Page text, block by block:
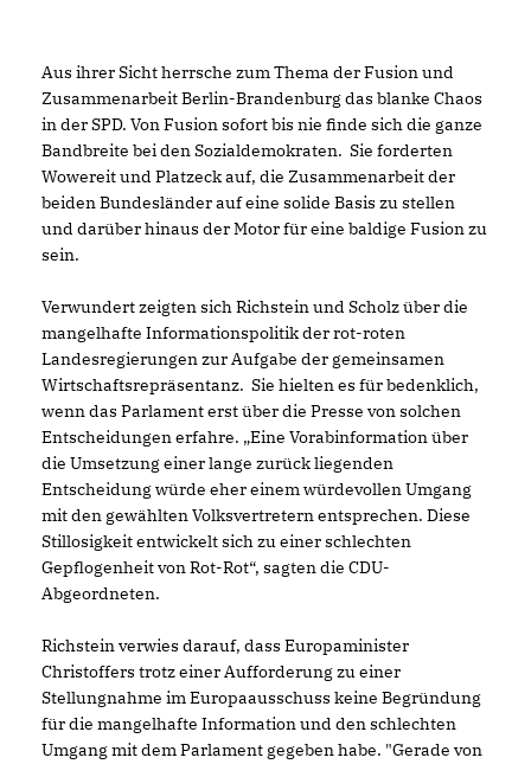
Aus ihrer Sicht herrsche zum Thema der Fusion und
Zusammenarbeit Berlin-Brandenburg das blanke Chaos
in der SPD. Von Fusion sofort bis nie finde sich die ganze
Bandbreite bei den Sozialdemokraten. Sie forderten
Wowereit und Platzeck auf, die Zusammenarbeit der
beiden Bundesländer auf eine solide Basis zu stellen
und darüber hinaus der Motor für eine baldige Fusion zu
sein.
Verwundert zeigten sich Richstein und Scholz über die
mangelhafte Informationspolitik der rot-roten
Landesregierungen zur Aufgabe der gemeinsamen
Wirtschaftsrepräsentanz. Sie hielten es für bedenklich,
wenn das Parlament erst über die Presse von solchen
Entscheidungen erfahre. „Eine Vorabinformation über
die Umsetzung einer lange zurück liegenden
Entscheidung würde eher einem würdevollen Umgang
mit den gewählten Volksvertretern entsprechen. Diese
Stillosigkeit entwickelt sich zu einer schlechten
Gepflogenheit von Rot-Rot“, sagten die CDU-
Abgeordneten.
Richstein verwies darauf, dass Europaminister
Christoffers trotz einer Aufforderung zu einer
Stellungnahme im Europaausschuss keine Begründung
für die mangelhafte Information und den schlechten
Umgang mit dem Parlament gegeben habe. "Gerade von